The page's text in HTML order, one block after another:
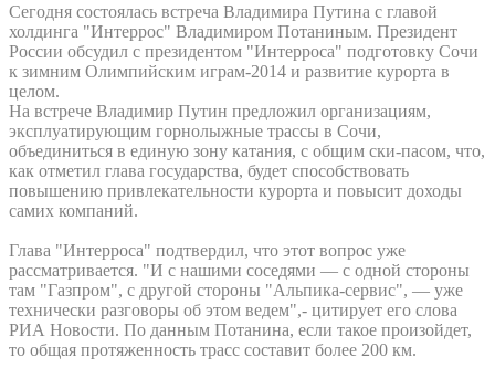
Сегодня состоялась встреча Владимира Путина с главой
холдинга "Интеррос" Владимиром Потаниным. Президент
России обсудил с президентом "Интерроса" подготовку Сочи
к зимним Олимпийским играм-2014 и развитие курорта в
целом.
На встрече Владимир Путин предложил организациям,
эксплуатирующим горнолыжные трассы в Сочи,
объединиться в единую зону катания, с общим ски-пасом, что,
как отметил глава государства, будет способствовать
повышению привлекательности курорта и повысит доходы
самих компаний.
Глава "Интерроса" подтвердил, что этот вопрос уже
рассматривается. "И с нашими соседями — с одной стороны
там "Газпром", с другой стороны "Альпика-сервис", — уже
технически разговоры об этом ведем",- цитирует его слова
РИА Новости. По данным Потанина, если такое произойдет,
то общая протяженность трасс составит более 200 км.